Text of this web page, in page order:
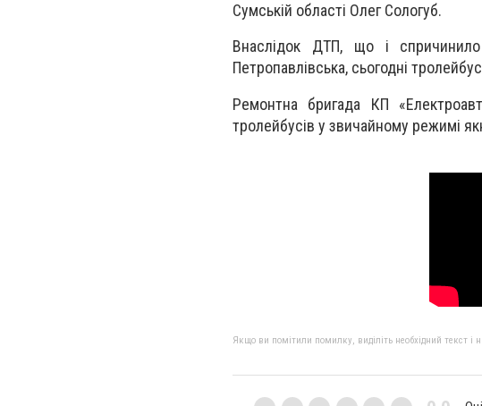
Сумській області Олег Сологуб.
Внаслідок ДТП, що і
Петропавлівська, сьогодні
Ремонтна бригада КП
тролейбусів у звичайному режимі
Якщо ви помітили помилку, виділіть необхідний текст і